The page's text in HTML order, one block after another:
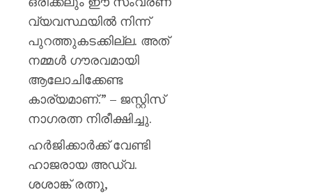
വ്യവസ്ഥയിൽ നിന്ന്
പുറത്തുകടക്കില്ല. അത്
നമ്മൾ ഗൗരവമായി
ആലോചിക്കേണ്ട
കാര്യമാണ്.” – ജസ്റ്റിസ്
നാഗരത്ന നിരീക്ഷിച്ചു.
ഹർജിക്കാർക്ക് വേണ്ടി
ഹാജരായ അഡ്വ.
ശശാങ്ക് രത്നൂ,